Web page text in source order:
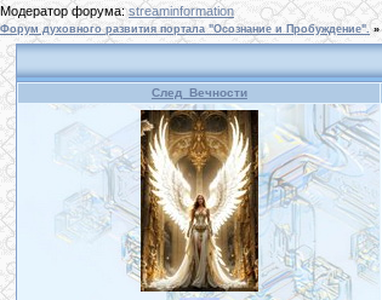
Модератор форума:streaminformation
Форум духовного развития портала "Осознание и Пробуждение". »
След_Вечности